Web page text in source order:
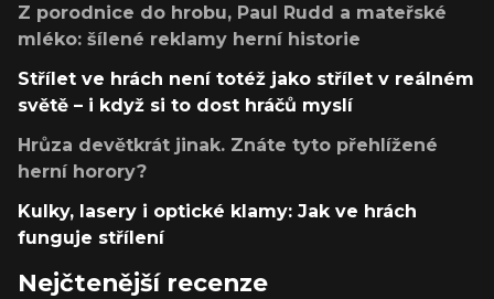
Z porodnice do hrobu, Paul Rudd a mateřské
mléko: šílené reklamy herní historie
Střílet ve hrách není totéž jako střílet v reálném
světě – i když si to dost hráčů myslí
Hrůza devětkrát jinak. Znáte tyto přehlížené
herní horory?
Kulky, lasery i optické klamy: Jak ve hrách
funguje střílení
Nejčtenější recenze